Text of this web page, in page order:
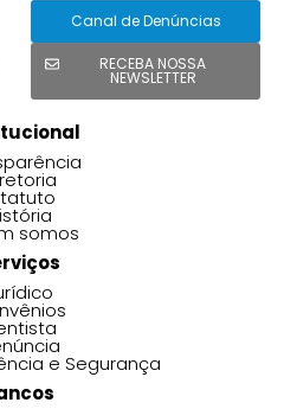
Canal de Denúncias
RECEBA NOSSA
NEWSLETTER
somos
e Segurança